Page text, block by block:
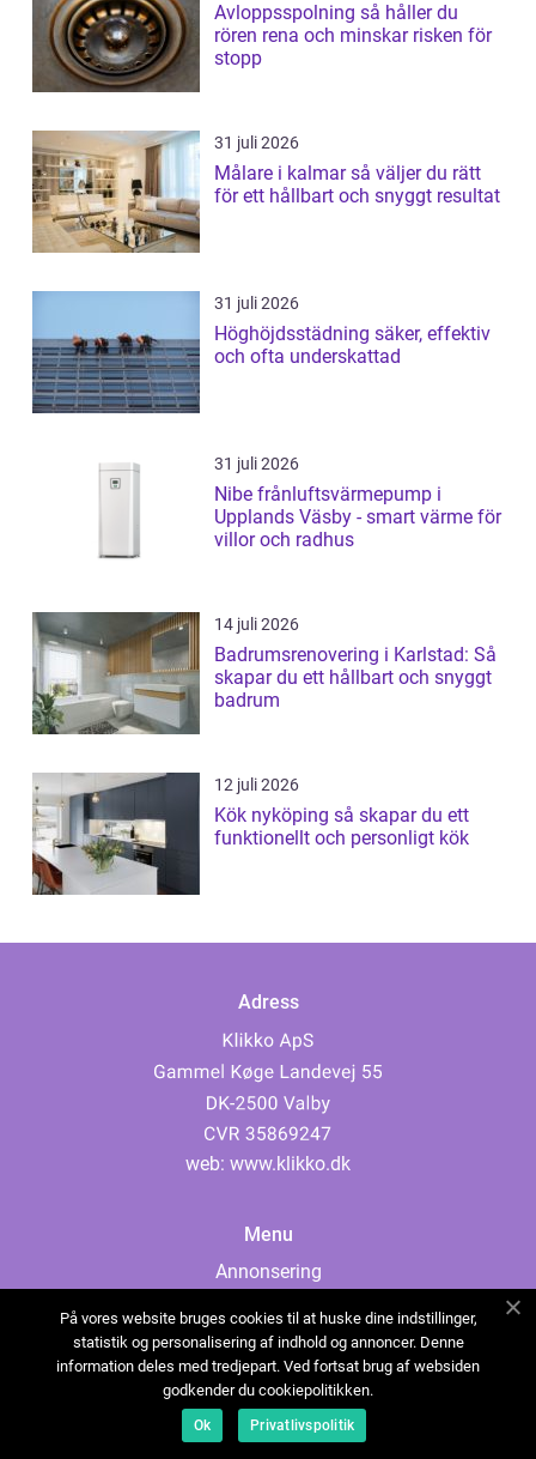
Avloppsspolning så håller du
rören rena och minskar risken för
stopp
31 juli 2026
Målare i kalmar så väljer du rätt
för ett hållbart och snyggt resultat
31 juli 2026
Höghöjdsstädning säker, effektiv
och ofta underskattad
31 juli 2026
Nibe frånluftsvärmepump i
Upplands Väsby - smart värme för
villor och radhus
14 juli 2026
Badrumsrenovering i Karlstad: Så
skapar du ett hållbart och snyggt
badrum
12 juli 2026
Kök nyköping så skapar du ett
funktionellt och personligt kök
Adress
web: www.klikko.dk
Menu
Annonsering
Cookies
Kontakta oss
Sitemap
På vores website bruges cookies til at huske dine indstillinger,
statistik og personalisering af indhold og annoncer. Denne
information deles med tredjepart. Ved fortsat brug af websiden
godkender du cookiepolitikken.
Ok Privatlivspolitik